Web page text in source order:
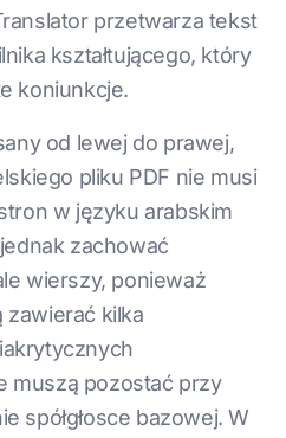
przetwarza tekst
kształtującego, który
koniunkcje.
od lewej do prawej,
pliku PDF nie musi
w języku arabskim
zachować
wierszy, ponieważ
zawierać kilka
muszą pozostać przy
spółgłosce bazowej. W